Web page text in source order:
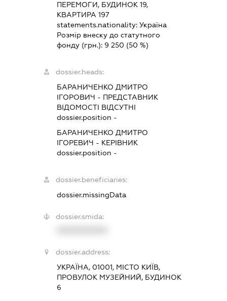
ПЕРЕМОГИ, БУДИНОК 19,
КВАРТИРА 197
statements.nationality:Україна
Розмір внеску до статутного
фонду (грн.): 9 250 (50 %)
dossier.heads:
БАРАНИЧЕНКО ДМИТРО
ІГОРОВИЧ - ПРЕДСТАВНИК
ВІДОМОСТІ ВІДСУТНІ
dossier.position -
БАРАНИЧЕНКО ДМИТРО
ІГОРЕВИЧ - КЕРІВНИК
dossier.position -
dossier.beneficiaries:
dossier.missingData
dossier.smida:
dossier.address:
УКРАЇНА, 01001, МІСТО КИЇВ,
ПРОВУЛОК МУЗЕЙНИЙ, БУДИНОК
6